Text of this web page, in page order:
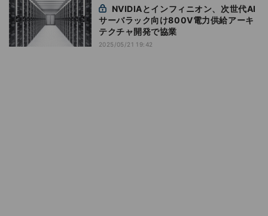
サーバラック向け800V電力供給アーキ
テクチャ開発で協業
2025/05/21 19:42